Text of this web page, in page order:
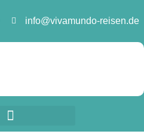
info@vivamundo-reisen.de